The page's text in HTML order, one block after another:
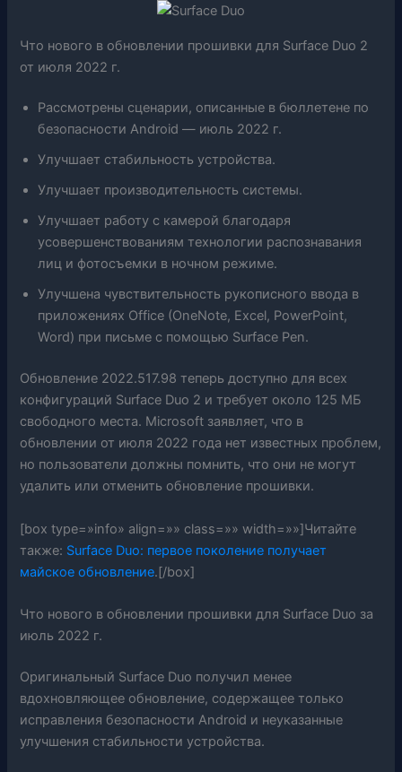
Что нового в обновлении прошивки для Surface Duo 2
от июля 2022 г.
Рассмотрены сценарии, описанные в бюллетене по
безопасности Android — июль 2022 г.
Улучшает стабильность устройства.
Улучшает производительность системы.
Улучшает работу с камерой благодаря
усовершенствованиям технологии распознавания
лиц и фотосъемки в ночном режиме.
Улучшена чувствительность рукописного ввода в
приложениях Office (OneNote, Excel, PowerPoint,
Word) при письме с помощью Surface Pen.
Обновление 2022.517.98 теперь доступно для всех
конфигураций Surface Duo 2 и требует около 125 МБ
свободного места. Microsoft заявляет, что в
обновлении от июля 2022 года нет известных проблем,
но пользователи должны помнить, что они не могут
удалить или отменить обновление прошивки.
[box type=»info» align=»» class=»» width=»»]Читайте
также: Surface Duo: первое поколение получает
майское обновление.[/box]
Что нового в обновлении прошивки для Surface Duo за
июль 2022 г.
Оригинальный Surface Duo получил менее
вдохновляющее обновление, содержащее только
исправления безопасности Android и неуказанные
улучшения стабильности устройства.